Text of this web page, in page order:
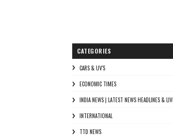
CATEGORIES
CARS & UV'S
ECONOMIC TIMES
INDIA NEWS | LATEST NEWS HEADLINES &
INTERNATIONAL
TTD NEWS